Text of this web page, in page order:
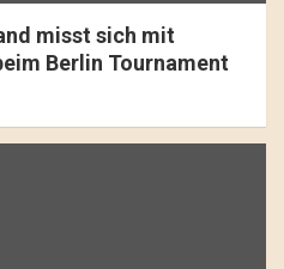
misst sich mit
Berlin Tournament